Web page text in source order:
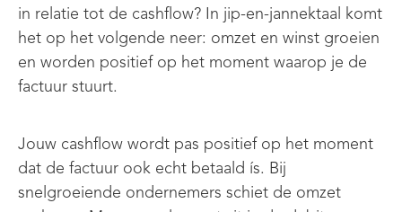
in relatie tot de cashflow? In jip-en-jannektaal komt
het op het volgende neer: omzet en winst groeien
en worden positief op het moment waarop je de
factuur stuurt.
Jouw cashflow wordt pas positief op het moment
dat de factuur ook echt betaald ís. Bij
snelgroeiende ondernemers schiet de omzet